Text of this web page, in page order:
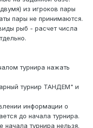
из игроков пары
пары не принимаются.
рыб - расчет числа
турнира нажать
турнир ТАНДЕМ" и
информации о
до начала турнира.
начала турнира нельзя.